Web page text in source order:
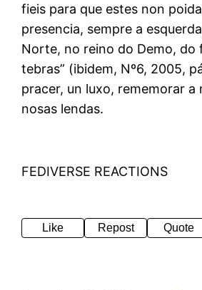
fieis para que estes non
presencia, sempre a
Norte, no reino do Demo, do
tebras” (ibidem, Nº6, 2005,
pracer, un luxo, rememorar a
nosas lendas.
FEDIVERSE REACTIONS
Like Repost Quote